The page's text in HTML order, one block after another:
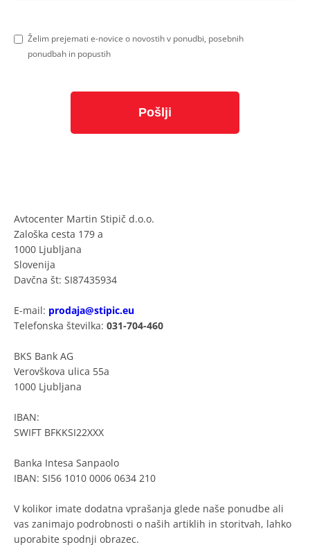
Želim prejemati e-novice o novostih v ponudbi, posebnih
ponudbah in popustih
Avtocenter Martin Stipič d.o.o.
Zaloška cesta 179 a
1000 Ljubljana
Slovenija
Davčna št: SI87435934
E-mail: prodaja@stipic.eu
Telefonska številka: 031-704-460
BKS Bank AG
Verovškova ulica 55a
1000 Ljubljana
IBAN:
SWIFT BFKKSI22XXX
Banka Intesa Sanpaolo
IBAN: SI56 1010 0006 0634 210
V kolikor imate dodatna vprašanja glede naše ponudbe ali
vas zanimajo podrobnosti o naših artiklih in storitvah, lahko
uporabite spodnji obrazec.